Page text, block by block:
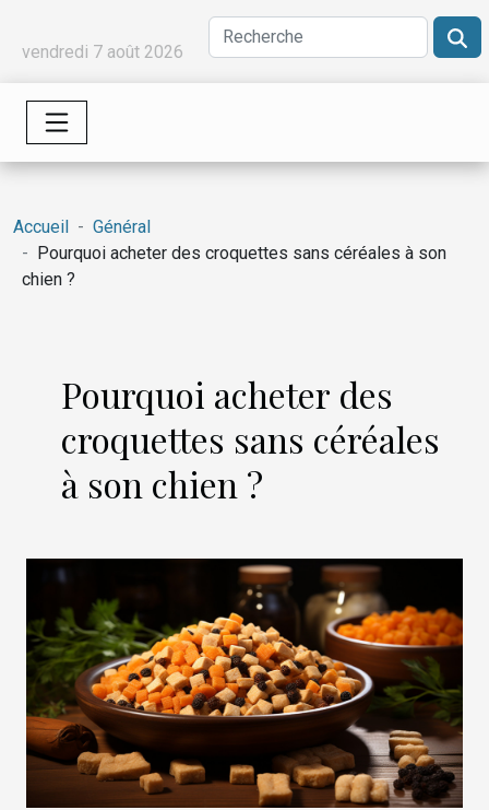
vendredi 7 août 2026
Accueil
Général
Pourquoi acheter des croquettes sans céréales à son
chien ?
Pourquoi acheter des
croquettes sans céréales
à son chien ?